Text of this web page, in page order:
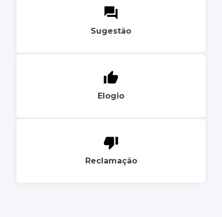
Sugestão
Elogio
Reclamação